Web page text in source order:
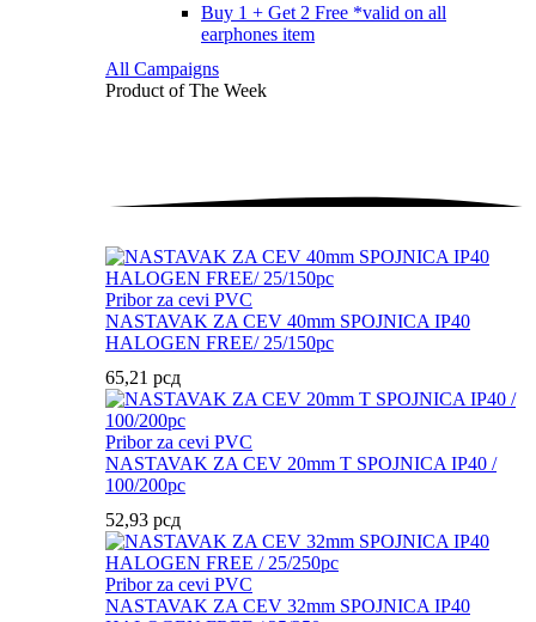
Buy 1 + Get 2 Free *valid on all
earphones item
All Campaigns
Product of The Week
Pribor za cevi PVC
NASTAVAK ZA CEV 40mm SPOJNICA IP40
HALOGEN FREE/ 25/150pc
65,21 рсд
Pribor za cevi PVC
NASTAVAK ZA CEV 20mm T SPOJNICA IP40 /
100/200pc
52,93 рсд
Pribor za cevi PVC
NASTAVAK ZA CEV 32mm SPOJNICA IP40